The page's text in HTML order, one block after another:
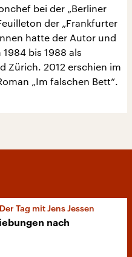
bei der „Berliner
der „Frankfurter
hatte der Autor und
bis 1988 als
Zürich. 2012 erschien im
„Im falschen Bett“.
Tag mit Jens Jessen
nach